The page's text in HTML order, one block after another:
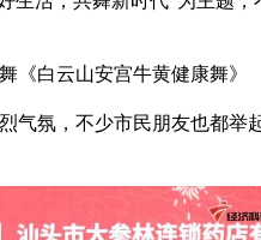
《白云山安宫牛黄健康舞》
氛，不少市民朋友也都